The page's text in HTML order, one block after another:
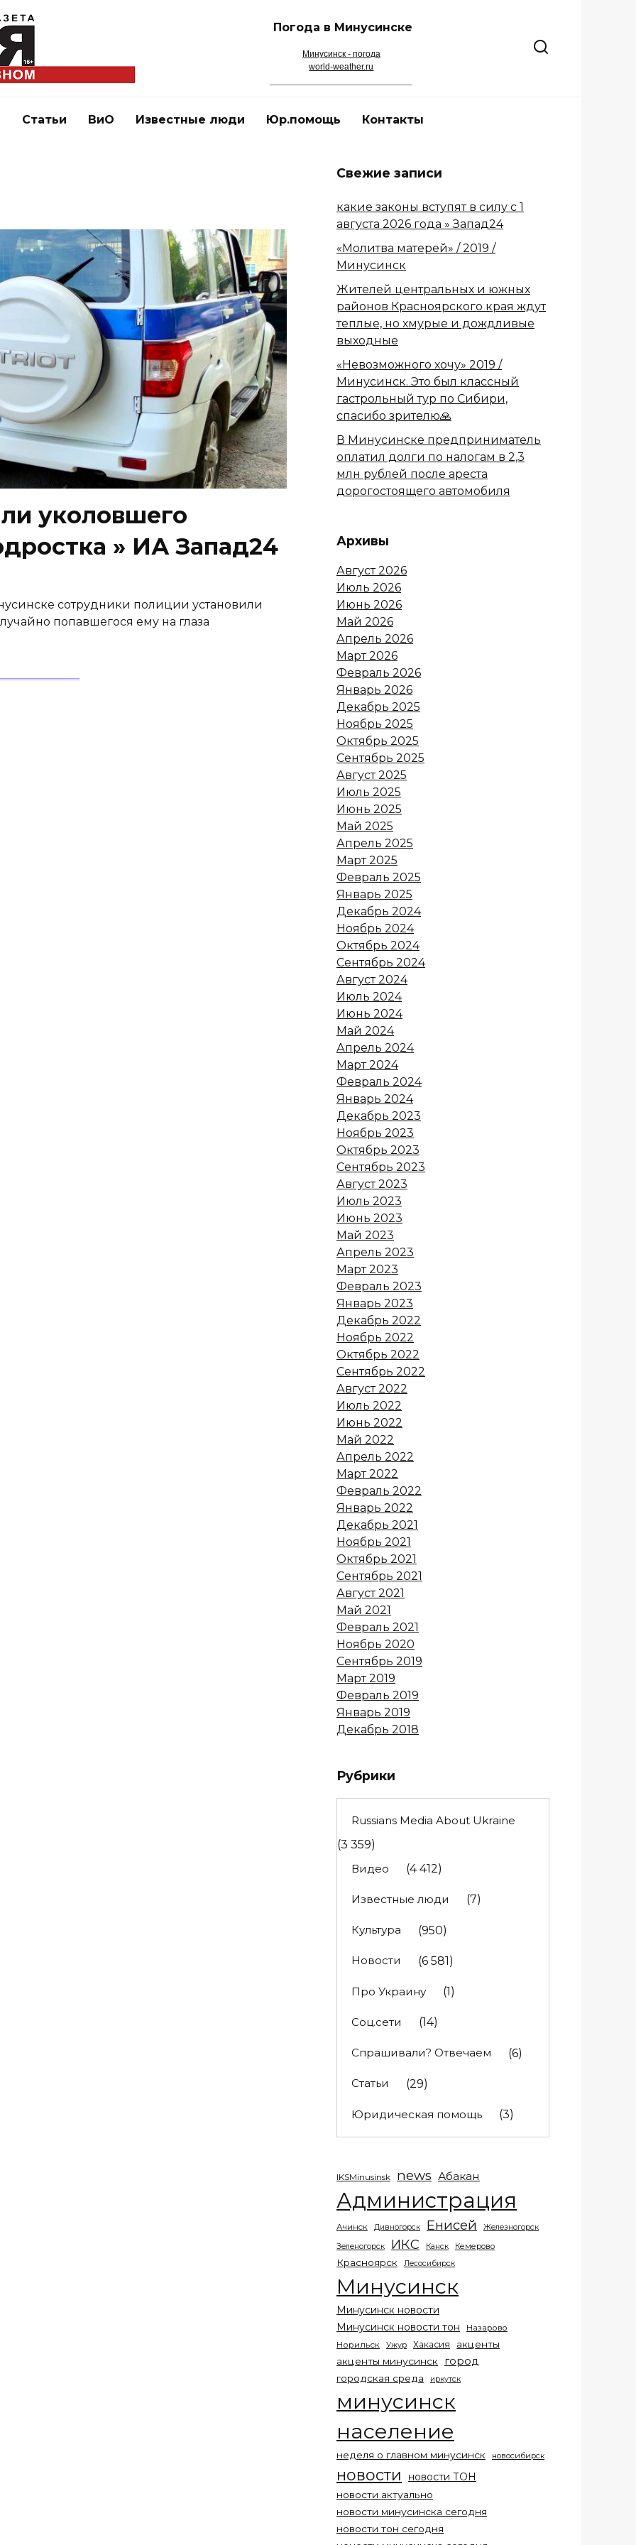
Погода в Минусинске
Минусинск - погода
world-weather.ru
Статьи ВиО Известные люди Юр.помощь Контакты
уколовшего
» ИА Запад24
сотрудники полиции установили
попавшегося ему на глаза
Свежие записи
какие законы вступят в силу с 1
августа 2026 года » Запад24
«Молитва матерей» / 2019 /
Минусинск
Жителей центральных и южных
районов Красноярского края ждут
теплые, но хмурые и дождливые
выходные
«Невозможного хочу» 2019 /
Минусинск. Это был классный
гастрольный тур по Сибири,
спасибо зрителю🙏
В Минусинске предприниматель
оплатил долги по налогам в 2,3
млн рублей после ареста
дорогостоящего автомобиля
Архивы
Август 2026
Июль 2026
Июнь 2026
Май 2026
Апрель 2026
Март 2026
Февраль 2026
Январь 2026
Декабрь 2025
Ноябрь 2025
Октябрь 2025
Сентябрь 2025
Август 2025
Июль 2025
Июнь 2025
Май 2025
Апрель 2025
Март 2025
Февраль 2025
Январь 2025
Декабрь 2024
Ноябрь 2024
Октябрь 2024
Сентябрь 2024
Август 2024
Июль 2024
Июнь 2024
Май 2024
Апрель 2024
Март 2024
Февраль 2024
Январь 2024
Декабрь 2023
Ноябрь 2023
Октябрь 2023
Сентябрь 2023
Август 2023
Июль 2023
Июнь 2023
Май 2023
Апрель 2023
Март 2023
Февраль 2023
Январь 2023
Декабрь 2022
Ноябрь 2022
Октябрь 2022
Сентябрь 2022
Август 2022
Июль 2022
Июнь 2022
Май 2022
Апрель 2022
Март 2022
Февраль 2022
Январь 2022
Декабрь 2021
Ноябрь 2021
Октябрь 2021
Сентябрь 2021
Август 2021
Май 2021
Февраль 2021
Ноябрь 2020
Сентябрь 2019
Март 2019
Февраль 2019
Январь 2019
Декабрь 2018
Рубрики
Russians Media About Ukraine
(3 359)
Видео
(4 412)
Известные люди (7)
Культура (950)
Новости (6 581)
Про Украину (1)
Соц.сети (14)
Спрашивали? Отвечаем (6)
Статьи (29)
Юридическая помощь (3)
IKSMinusinsk news Абакан
Администрация
Ачинск Дивногорск Енисей Железногорск
Зеленогорск ИКС Канск Кемерово
Красноярск Лесосибирск
Минусинск
Минусинск новости
Минусинск новости тон
Назарово
Норильск
Ужур Хакасия
акценты
акценты минусинск
город
городская среда иркутск
минусинск
население
неделя о главном минусинск новосибирск
новости новости ТОН
новости актуально
новости минусинска сегодня
новости тон сегодня